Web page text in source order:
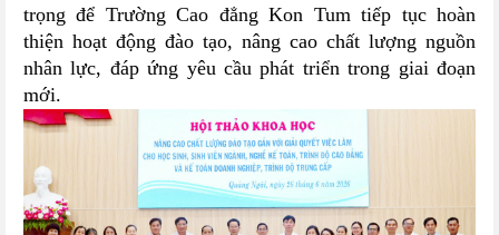
trọng để Trường Cao đẳng Kon Tum tiếp tục hoàn
thiện hoạt động đào tạo, nâng cao chất lượng nguồn
nhân lực, đáp ứng yêu cầu phát triển trong giai đoạn
mới.